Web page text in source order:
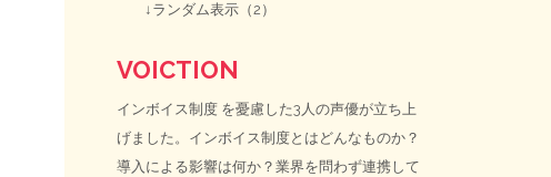
↓ランダム表示（2）
VOICTION
インボイス制度を憂慮した3人の声優が立ち上
げました。インボイス制度とはどんなものか？
導入による影響は何か？業界を問わず連携して